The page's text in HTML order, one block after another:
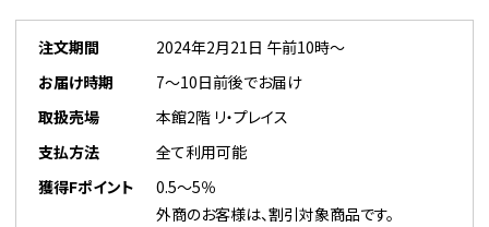
注文期間
2024年2月21日 午前10時～
お届け時期
7～10日前後でお届け
取扱売場
本館2階 リ・プレイス
支払方法
全て利用可能
獲得Fポイント
0.5～5％
外商のお客様は、割引対象商品です。